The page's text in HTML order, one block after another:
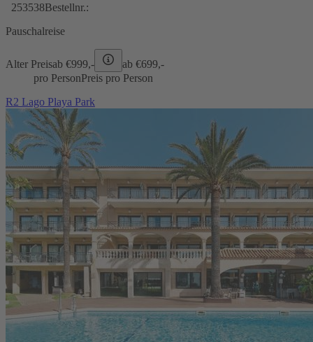
253538Bestellnr.:
Pauschalreise
Alter Preisab €999,- ab €699,-
pro PersonPreis pro Person
R2 Lago Playa Park